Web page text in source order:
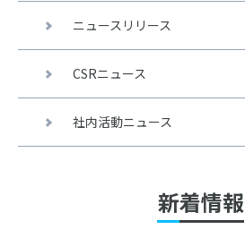
ニュースリリース
CSRニュース
社内活動ニュース
新着情報